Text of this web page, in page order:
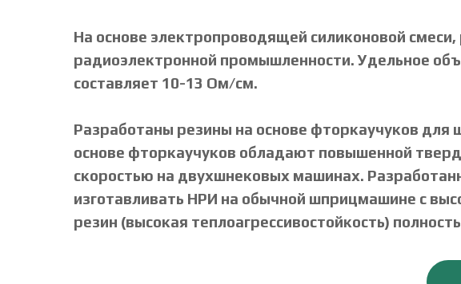
На основе электропроводящей силиконовой
радиоэлектронной промышленности. Удельное
составляет 10-13 Ом/см.
Разработаны резины на основе фторкаучуков
основе фторкаучуков обладают повышенной
скоростью на двухшнековых машинах.
изготавливать НРИ на обычной шприцмашине с
резин (высокая теплоагрессивостойкость)